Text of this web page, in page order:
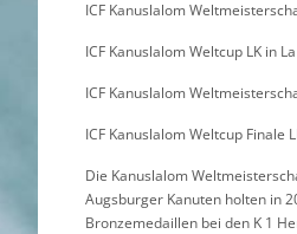
ICF Kanuslalom
ICF Kanuslalom Weltcup LK in
ICF Kanuslalom
ICF Kanuslalom Weltcup Finale
Die Kanuslalom
Augsburger Kanuten holten in
Bronzemedaillen bei den K 1